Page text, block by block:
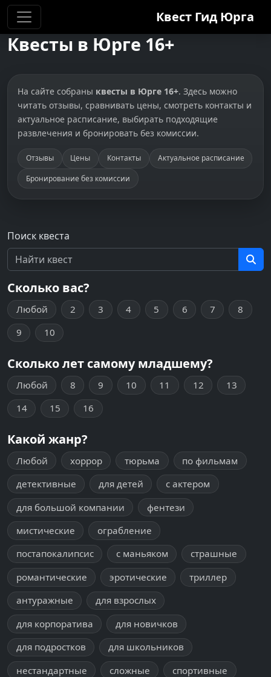
Квест Гид Юрга
Квесты в Юрге 16+
На сайте собраны квесты в Юрге 16+. Здесь можно
читать отзывы, сравнивать цены, смотреть контакты и
актуальное расписание, выбирать подходящие
развлечения и бронировать без комиссии.
Отзывы Цены Контакты
Актуальное расписание
Бронирование без комиссии
Поиск квеста
Сколько вас?
Любой 2 3 4 5 6 7
8
9
10
Сколько лет самому младшему?
Любой 8 9 10 11 12
13
14
15 16
Какой жанр?
Любой хоррор тюрьма
по фильмам
детективные
для детей
с актером
для большой компании
фентези
мистические
ограбление
постапокалипсис
с маньяком
страшные
романтические
эротические
триллер
антуражные
для взрослых
для корпоратива
для новичков
для подростков
для школьников
нестандартные
сложные
спортивные